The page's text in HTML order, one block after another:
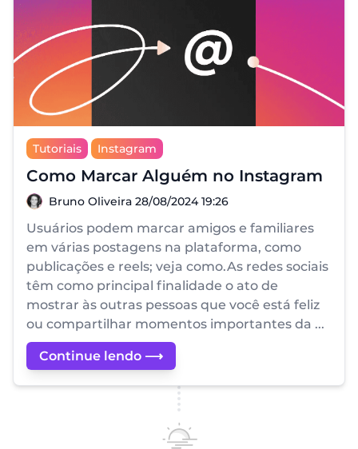
Tutoriais Instagram
Como Marcar Alguém no Instagram
Bruno Oliveira
Bruno Oliveira 28/08/2024 19:26
Usuários podem marcar amigos e familiares
em várias postagens na plataforma, como
publicações e reels; veja como.As redes sociais
têm como principal finalidade o ato de
mostrar às outras pessoas que você está feliz
ou compartilhar momentos importantes da ...
Continue lendo ⟶